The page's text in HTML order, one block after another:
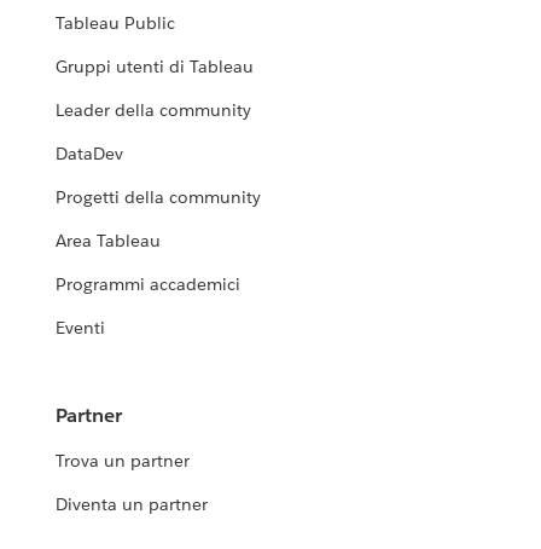
Tableau Public
Gruppi utenti di Tableau
Leader della community
DataDev
Progetti della community
Area Tableau
Programmi accademici
Eventi
Partner
Trova un partner
Diventa un partner